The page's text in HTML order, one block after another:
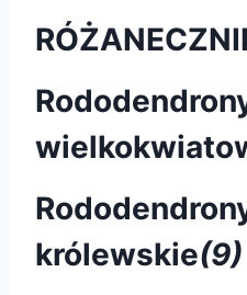
królewskie(9)